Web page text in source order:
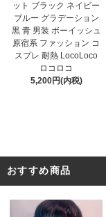
ット ブラック ネイビー
ブルー グラデーション
黒 青 男装 ボーイッシュ
原宿系 ファッション コ
スプレ 耐熱 LocoLoco
ロコロコ
5,200円(内税)
おすすめ商品